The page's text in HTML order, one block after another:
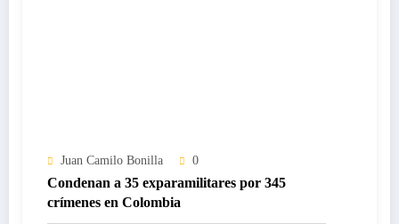
Juan Camilo Bonilla 0
Condenan a 35 exparamilitares por 345
crímenes en Colombia